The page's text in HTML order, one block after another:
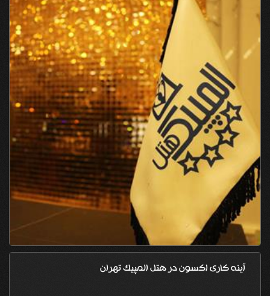
آینه کاری اکسون در هتل المپیک تهران